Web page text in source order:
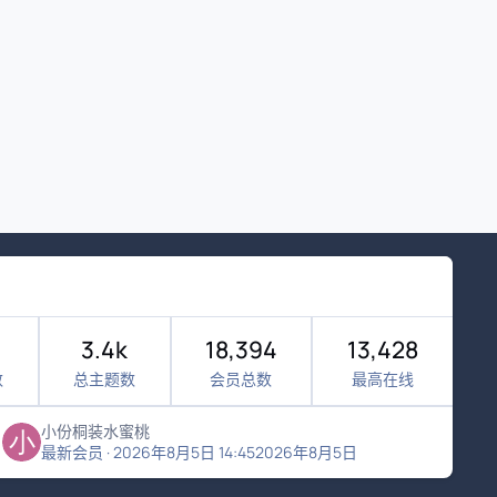
3.4k
总主题数
18,394
会员总数
13,428
最高在线
小份桐装水蜜桃
最新会员 ·2026年8月5日 14:452026年8月5日